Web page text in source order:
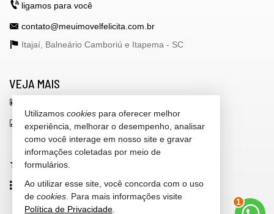
ligamos para você
contato@meuimovelfelicita.com.br
Itajaí, Balneário Camboriú e Itapema - SC
VEJA MAIS
indicadores financeiros
cadastre seu imóvel
imóveis favoritos
mapa de imóveis
2
Utilizamos cookies para oferecer melhor
experiência, melhorar o desempenho, analisar
como você interage em nosso site e gravar
informações coletadas por meio de
formulários.
Ao utilizar esse site, você concorda com o uso
de cookies . Para mais informações visite
Política de Privacidade